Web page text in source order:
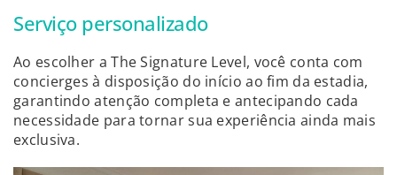
Serviço personalizado
Ao escolher a The Signature Level, você conta com
concierges à disposição do início ao fim da estadia,
garantindo atenção completa e antecipando cada
necessidade para tornar sua experiência ainda mais
exclusiva.